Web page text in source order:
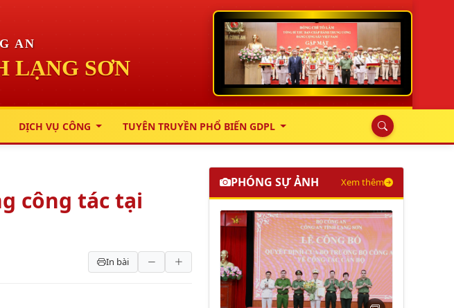
AN
LẠNG SƠN
DỊCH VỤ CÔNG TUYÊN TRUYỀN PHỔ BIẾN GDPL
công tác tại
In bài
PHÓNG SỰ ẢNH Xem thêm